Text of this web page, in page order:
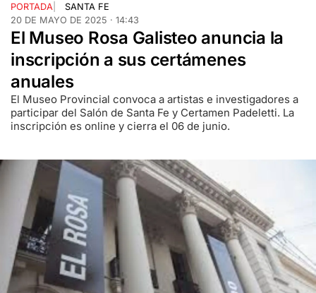
PORTADA
SANTA FE
20 DE MAYO DE 2025 · 14:43
El Museo Rosa Galisteo anuncia la
inscripción a sus certámenes
anuales
El Museo Provincial convoca a artistas e investigadores a
participar del Salón de Santa Fe y Certamen Padeletti. La
inscripción es online y cierra el 06 de junio.